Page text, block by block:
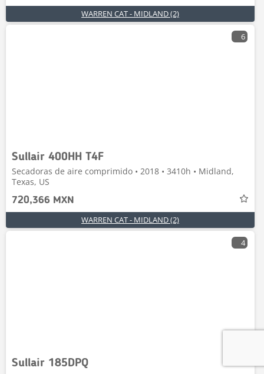
WARREN CAT - MIDLAND (2)
6
Sullair 400HH T4F
Secadoras de aire comprimido • 2018 • 3410h • Midland,
Texas, US
720,366 MXN
WARREN CAT - MIDLAND (2)
4
Sullair 185DPQ